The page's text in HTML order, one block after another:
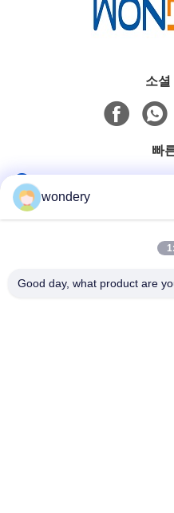
소셜
빠
86-153-0529-9442
주소
wondery
Good day, what product are